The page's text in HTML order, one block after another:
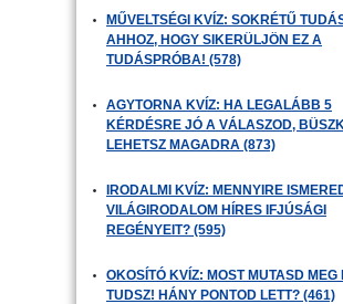
MŰVELTSÉGI KVÍZ: SOKRÉTŰ
AHHOZ, HOGY SIKERÜLJÖN EZ A
TUDÁSPRÓBA! (578)
AGYTORNA KVÍZ: HA LEGALÁBB 5
KÉRDÉSRE JÓ A VÁLASZOD,
LEHETSZ MAGADRA (873)
IRODALMI KVÍZ: MENNYIRE
VILÁGIRODALOM HÍRES IFJÚSÁGI
REGÉNYEIT? (595)
OKOSÍTÓ KVÍZ: MOST MUTASD MEG
TUDSZ! HÁNY PONTOD LETT? (461)